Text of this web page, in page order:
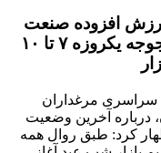
افزوده صنعت
به کشورهای خارجی است/عرضه جوجه یکروزه ۷ تا ۱۰
سراسری مرغداران
درباره آخرین وضعیت
کرد: طبق روال همه